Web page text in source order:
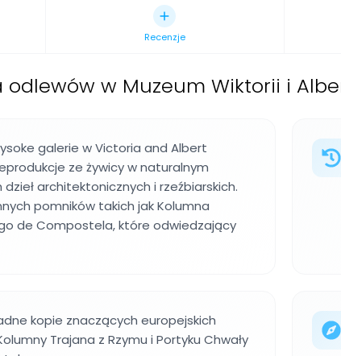
Recenzje
odlewów w Muzeum Wiktorii i
galerie w Victoria and Albert
ze żywicy w naturalnym
architektonicznych i rzeźbiarskich.
pomników takich jak Kolumna
de Compostela, które odwiedzający
kopie znaczących europejskich
Trajana z Rzymu i Portyku Chwały